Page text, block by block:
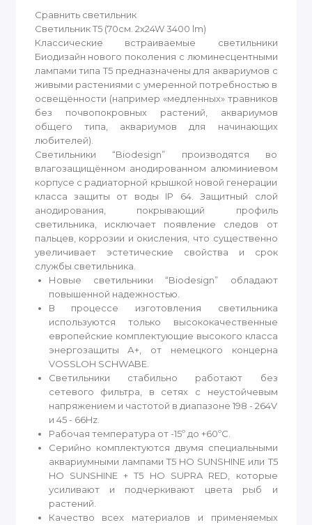
Сравнить светильник
Светильник T5 (70см. 2x24W 3400 lm)
Классические встраиваемые светильники
Биодизайн нового поколения с люминесцентными
лампами типа T5 предназначены для аквариумов с
живыми растениями с умеренной потребностью в
освещённости (например «медленных» травников
без почвопокровных растений, аквариумов
общего типа, аквариумов для начинающих
любителей).
Светильники “Biodesign” производятся во
влагозащищённом анодированном алюминиевом
корпусе c радиаторной крышкой новой генерации
класса защиты от воды IP 64. Защитный слой
анодирования, покрывающий профиль
светильника, исключает появление следов от
пальцев, коррозии и окисления, что существенно
увеличивает эстетические свойства и срок
службы светильника.
Новые светильники “Biodesign” обладают
повышенной надежностью.
В процессе изготовления светильника
используются только высококачественные
европейские комплектующие высокого класса
энергозащиты А+, от немецкого концерна
VOSSLOH SCHWABE.
Светильники стабильно работают без
сетевого фильтра, в сетях с неустойчевым
напряжением и частотой в диапазоне 198 - 264V
и 45 - 66Hz.
Рабочая температура от -15º до +60ºС.
Серийно комплектуются двумя специальными
аквариумными лампами Т5 HO SUNSHINE или Т5
HO SUNSHINE + T5 HO SUPRA RED, которые
усиливают и подчеркивают цвета рыб и
растений.
Качество всех материалов и применяемых